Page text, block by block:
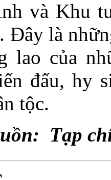
và Khu
Đây là
lao của
đấu, hy
tộc.
Tạp